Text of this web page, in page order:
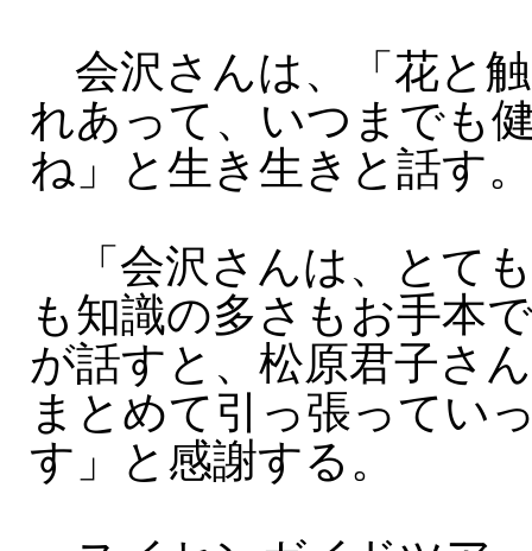
会沢さんは、「花と
れあって、いつまでも
ね」と生き生きと話す。
「会沢さんは、とて
も知識の多さもお手本
が話すと、松原君子さ
まとめて引っ張ってい
す」と感謝する。